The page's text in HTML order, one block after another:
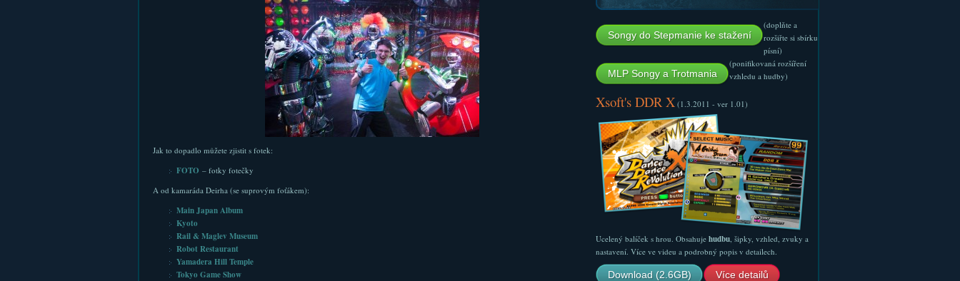
Jak to dopadlo můžete zjistit s fotek:
FOTO – fotky fotečky
A od kamaráda Deirha (se suprovým foťákem):
Main Japan Album
Kyoto
Rail & Maglev Museum
Robot Restaurant
Yamadera Hill Temple
Tokyo Game Show
Songy do Stepmanie ke stažení
(doplňte a
rozšiřte si sbírku
písní)
MLP Songy a Trotmania
(ponifikovaná rozšíření
vzhledu a hudby)
Xsoft's DDR X(1.3.2011 - ver 1.01)
Ucelený balíček s hrou. Obsahuje hudbu, šipky, vzhled, zvuky a
nastavení. Více ve videu a podrobný popis v detailech.
Download (2.6GB) Více detailů